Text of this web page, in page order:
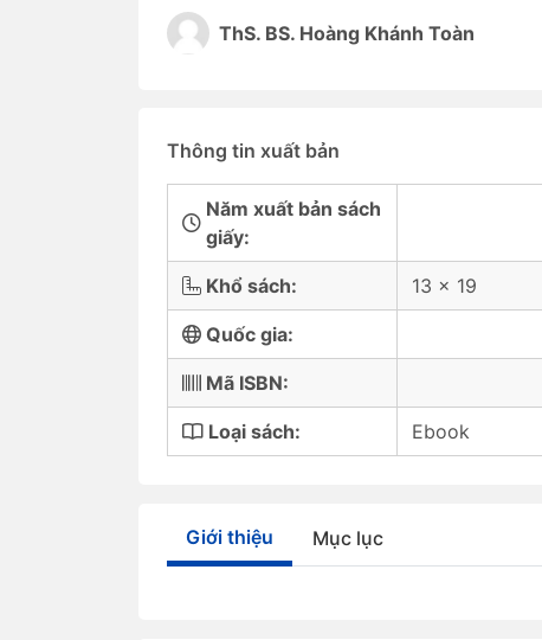
ThS. BS. Hoàng Khánh Toàn
Thông tin xuất bản
Năm xuất bản sách
giấy:
Khổ sách: 13 x 19
Quốc gia:
Mã ISBN:
Loại sách: Ebook
Giới thiệu Mục lục